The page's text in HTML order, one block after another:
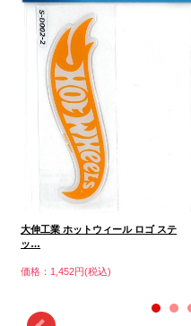
大伸工業 ホットウィール ロゴ ステ
ッ…
価格：1,452円(税込)